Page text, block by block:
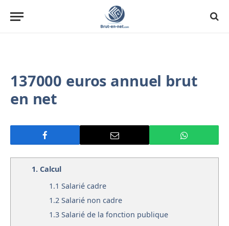
137000 euros annuel brut
en net
1. Calcul
1.1 Salarié cadre
1.2 Salarié non cadre
1.3 Salarié de la fonction publique